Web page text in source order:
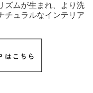
ズムが生まれ、より洗
チュラルなインテリア